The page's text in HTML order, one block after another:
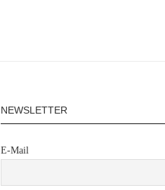
NEWSLETTER
E-Mail